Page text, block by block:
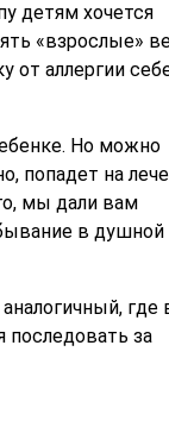
детям хочется
«взрослые»
от аллергии
Но можно
попадет на
мы дали вам
в душной
где
последовать за